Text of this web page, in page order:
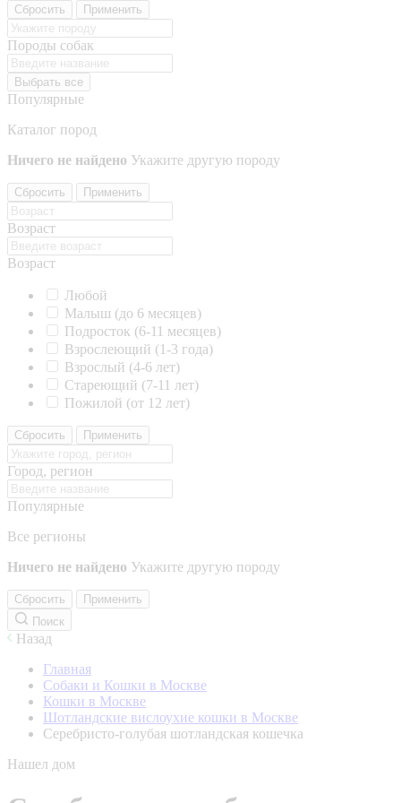
Сбросить Применить
Породы собак
Выбрать все
Популярные
Каталог пород
Ничего не найдено Укажите другую породу
Сбросить Применить
Возраст
Возраст
Любой
Малыш (до 6 месяцев)
Подросток (6-11 месяцев)
Взрослеющий (1-3 года)
Взрослый (4-6 лет)
Стареющий (7-11 лет)
Пожилой (от 12 лет)
Сбросить Применить
Город, регион
Популярные
Все регионы
Ничего не найдено Укажите другую породу
Сбросить
Применить
Поиск
Назад
Главная
Собаки и Кошки в Москве
Кошки в Москве
Шотландские вислоухие кошки в Москве
Серебристо-голубая шотландская кошечка
Нашел дом